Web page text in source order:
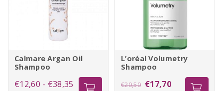
Calmare Argan Oil
Shampoo
€12,60 - €38,35 Prijsklasse:
L’oréal Volumetry
Shampoo
€20,50 Oorspronkelijke
€17,70Huidige